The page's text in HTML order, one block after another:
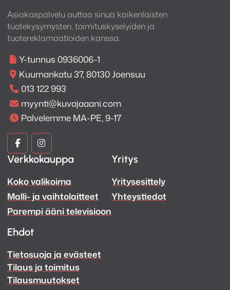
Asiakaspalvelu auttaa sinua kaikenlaisten
tuotekysymysten, toimituskyselyiden ja
tuotereklamaatioiden kanssa.
Y-tunnus 0936006-1
Kuurnankatu 37, 80130 Joensuu
013 122 993
myynti@kuvajaaani.com
Palvelemme MA-PE, 9-17
Kuva
ja
Ääni
Facebook
Kuva
ja
Ääni
Instagram
Verkkokauppa
Koko valikoima
Malli- ja vaihtolaitteet
Parempi ääni televisioon
Yritys
Yritysesittely
Yhteystiedot
Ehdot
Tietosuoja ja evästeet
Tilaus ja toimitus
Tilausmuutokset